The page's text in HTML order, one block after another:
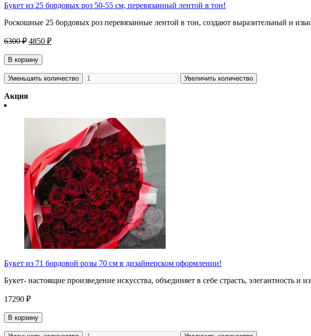
Букет из 25 бордовых роз 50-55 см, перевязанный лентой в тон!
Роскошные 25 бордовых роз перевязанные лентой в тон, создают выразительный и
6300 ₽ 4850 ₽
В корзину
Уменьшить количество Увеличить количество
Акция
Букет из 71 бордовой розы 70 см в дизайнерском оформлении!
Букет- настоящие произведение искусства, объединяет в себе страсть,
17290 ₽
В корзину